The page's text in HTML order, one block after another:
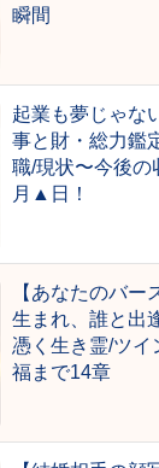
瞬間
起業も夢じゃな
事と財・総力鑑
職/現状〜今後の
月▲日！
【あなたのバ
生まれ、誰と出
憑く生き霊/ツ
福まで14章